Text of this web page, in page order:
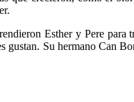
Esther y Pere
gustan. Su hermano Can